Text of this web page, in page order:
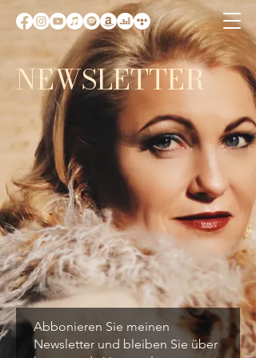
NEWSLETTER
Abbonieren Sie meinen
Newsletter und bleiben Sie über